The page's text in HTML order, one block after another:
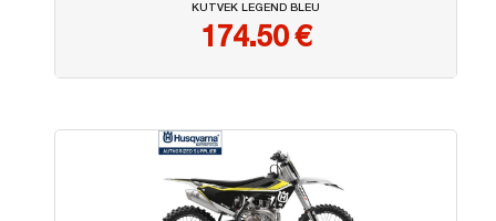
KUTVEK LEGEND BLEU
174.50€